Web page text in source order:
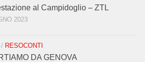
al Campidoglio – ZTL
2023
/ RESOCONTI
DA GENOVA